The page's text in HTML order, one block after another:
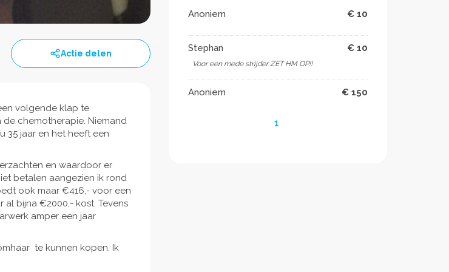
Actie delen
volgende klap te
chemotherapie. Niemand
35 jaar en het heeft een
en waardoor er
betalen aangezien ik rond
ook maar €416,- voor een
bijna €2000,- kost. Tevens
amper een jaar
te kunnen kopen. Ik
Anoniem € 10
Stephan € 10
Voor een mede strijder ZET HM OP!!
Anoniem € 150
1